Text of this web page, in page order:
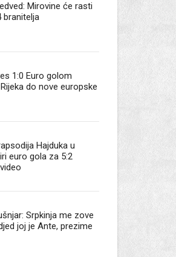
Mirovine će rasti
branitelja
1:0 Euro golom
do nove europske
Hajduka u
euro gola za 5:2
Srpkinja me zove
joj je Ante, prezime